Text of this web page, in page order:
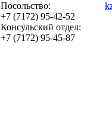
Посольство:
+7 (7172) 95-42-52
Консульский отдел:
+7 (7172) 95-45-87